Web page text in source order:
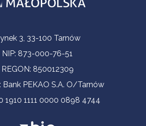
3, 33-100 Tarnów
NIP: 873-000-76-51
REGON: 850012309
Bank PEKAO S.A. O/Tarnów
1910 1111 0000 0898 4744